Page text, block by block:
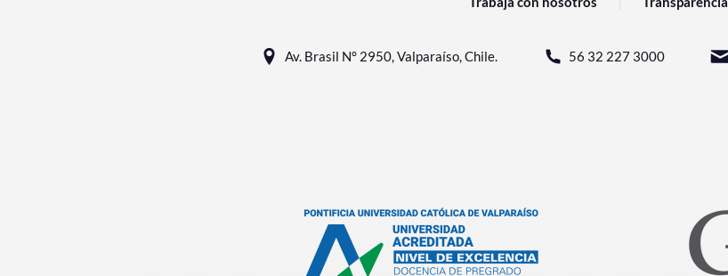
Av. Brasil N° 2950, Valparaíso, Chile. 56 32 227 3000